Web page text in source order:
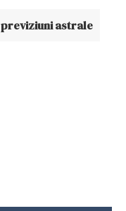
previziuni astrale